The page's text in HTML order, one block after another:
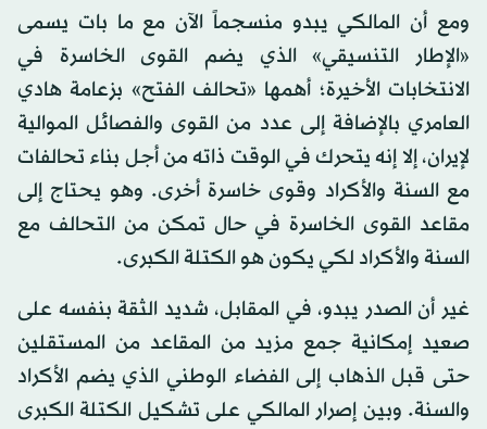
ومع أن المالكي يبدو منسجماً الآن مع ما بات يسمى
«الإطار التنسيقي» الذي يضم القوى الخاسرة في
الانتخابات الأخيرة؛ أهمها «تحالف الفتح» بزعامة هادي
العامري بالإضافة إلى عدد من القوى والفصائل الموالية
لإيران، إلا إنه يتحرك في الوقت ذاته من أجل بناء تحالفات
مع السنة والأكراد وقوى خاسرة أخرى. وهو يحتاج إلى
مقاعد القوى الخاسرة في حال تمكن من التحالف مع
السنة والأكراد لكي يكون هو الكتلة الكبرى.
غير أن الصدر يبدو، في المقابل، شديد الثقة بنفسه على
صعيد إمكانية جمع مزيد من المقاعد من المستقلين
حتى قبل الذهاب إلى الفضاء الوطني الذي يضم الأكراد
والسنة. وبين إصرار المالكي على تشكيل الكتلة الكبرى